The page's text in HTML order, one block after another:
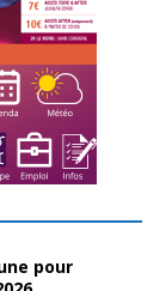
pour